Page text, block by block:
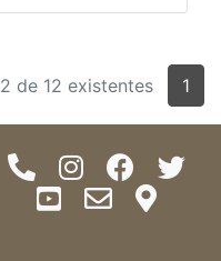
de 12 existentes 1